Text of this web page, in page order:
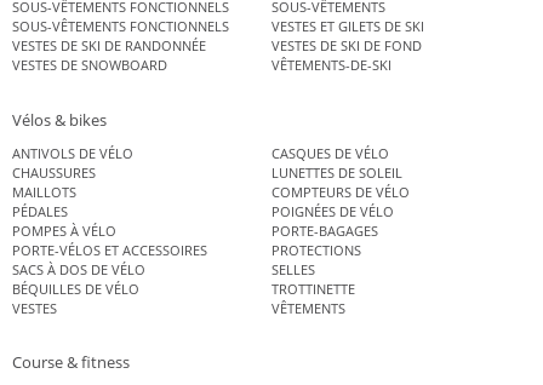
SOUS-VÊTEMENTS FONCTIONNELS
SOUS-VÊTEMENTS
SOUS-VÊTEMENTS FONCTIONNELS
VESTES ET GILETS DE SKI
VESTES DE SKI DE RANDONNÉE
VESTES DE SKI DE FOND
VESTES DE SNOWBOARD
VÊTEMENTS-DE-SKI
Vélos & bikes
ANTIVOLS DE VÉLO
CASQUES DE VÉLO
CHAUSSURES
LUNETTES DE SOLEIL
MAILLOTS
COMPTEURS DE VÉLO
PÉDALES
POIGNÉES DE VÉLO
POMPES À VÉLO
PORTE-BAGAGES
PORTE-VÉLOS ET ACCESSOIRES
PROTECTIONS
SACS À DOS DE VÉLO
SELLES
BÉQUILLES DE VÉLO
TROTTINETTE
VESTES
VÊTEMENTS
Course & fitness